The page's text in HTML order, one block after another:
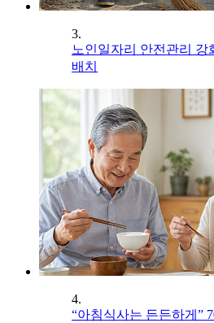
3.
노인일자리 안전관리 강
배치
4.
“아침식사는 든든하게”